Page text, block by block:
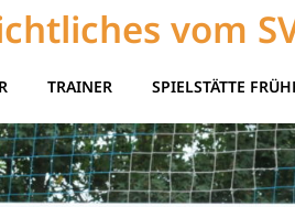
vom
TRAINER SPIELSTÄTTE